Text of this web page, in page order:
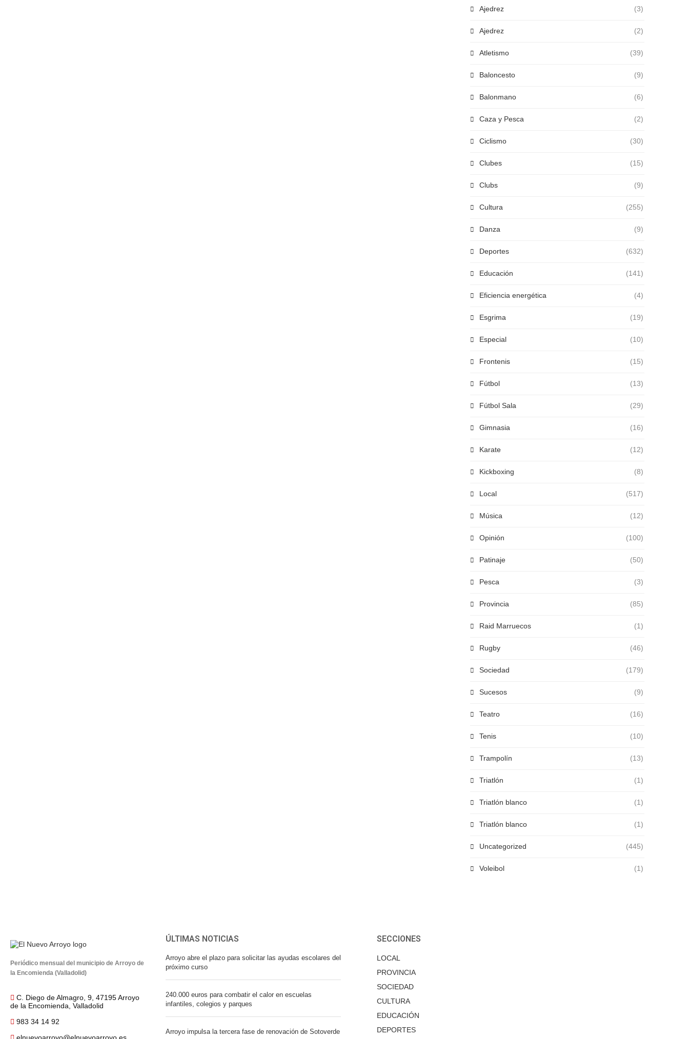
Ajedrez (3)
Ajedrez (2)
Atletismo (39)
Baloncesto (9)
Balonmano (6)
Caza y Pesca (2)
Ciclismo (30)
Clubes (15)
Clubs (9)
Cultura (255)
Danza (9)
Deportes (632)
Educación (141)
Eficiencia energética (4)
Esgrima (19)
Especial (10)
Frontenis (15)
Fútbol (13)
Fútbol Sala (29)
Gimnasia (16)
Karate (12)
Kickboxing (8)
Local (517)
Música (12)
Opinión (100)
Patinaje (50)
Pesca (3)
Provincia (85)
Raid Marruecos (1)
Rugby (46)
Sociedad (179)
Sucesos (9)
Teatro (16)
Tenis (10)
Trampolín (13)
Triatlón (1)
Triatlón blanco (1)
Triatlón blanco (1)
Uncategorized (445)
Voleibol (1)
Periódico mensual del municipio de Arroyo de
la Encomienda (Valladolid)
C. Diego de Almagro, 9, 47195 Arroyo
de la Encomienda, Valladolid
983 34 14 92
ÚLTIMAS NOTICIAS
Arroyo abre el plazo para solicitar las ayudas escolares del
próximo curso
240.000 euros para combatir el calor en escuelas
infantiles, colegios y parques
Arroyo impulsa la tercera fase de renovación de Sotoverde
SECCIONES
LOCAL
PROVINCIA
SOCIEDAD
CULTURA
EDUCACIÓN
DEPORTES